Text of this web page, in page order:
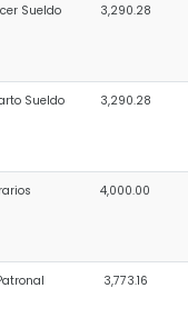
Sueldo 3,290.28
Sueldo 3,290.28
4,000.00
3,773.16